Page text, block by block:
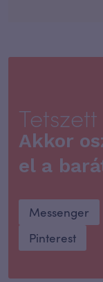
Akkor
el a
Messenger
Pinterest